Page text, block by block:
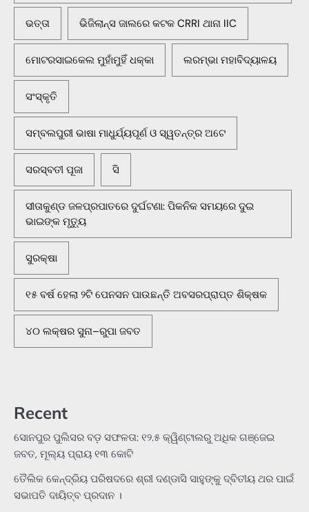
ଭତ୍ତା ଭିଜିଲାନ୍ସ ଜାଲରେ କଟକ CRRI ଥାନା IIC
ମୋଟରସାଇକେଲ ମୁହାଁମୁହିଁ ଧକ୍କା ଲରମ୍ଭା ମହାବିଦ୍ୟାଳୟ
ସଂସ୍କୃତି
ସମ୍ବଲପୁରୀ ଭାଷା ମାଧୁର୍ଯ୍ୟପୂର୍ଣ ଓ ସ୍ୱତନ୍ତ୍ର ଅଟେ
ସରସ୍ବତୀ ପୂଜା ସି
ସୀତାକୁଣ୍ଡ ଜଳପ୍ରପାତରେ ଦୁର୍ଘଟଣା: ପିକନିକ ସମୟରେ ଦୁଇ
ଭାଇଙ୍କ ମୃତ୍ୟୁ
ସୁରକ୍ଷା
୧୫ ବର୍ଷ ହେଲା ୨ଟି ପେନସନ ପାଉଛନ୍ତି ଅବସରପ୍ରାପ୍ତ ଶିକ୍ଷକ
୪୦ ଲକ୍ଷର ସୁନା–ରୁପା ଜବତ
Recent
ସୋନପୁର ପୁଲିସର ବଡ଼ ସଫଳତା: ୧୨.୫ କ୍ୱିଣ୍ଟାଲରୁ ଅଧିକ ଗଞ୍ଜେଇ
ଜବତ, ମୂଲ୍ୟ ପ୍ରାୟ ୧୩ କୋଟି
ତୈଲିକ କେନ୍ଦ୍ରିୟ ପରିଷଦରେ ଶ୍ରୀ ଦଣ୍ଡାସି ସାହୁଙ୍କୁ ଦ୍ବିତୀୟ ଥର ପାଇଁ
ସଭାପତି ଦାୟିତ୍ବ ପ୍ରଦାନ ।